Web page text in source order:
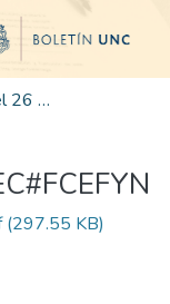
Edición 001/2025 del 26 de mayo de 2025
(297.55 KB)